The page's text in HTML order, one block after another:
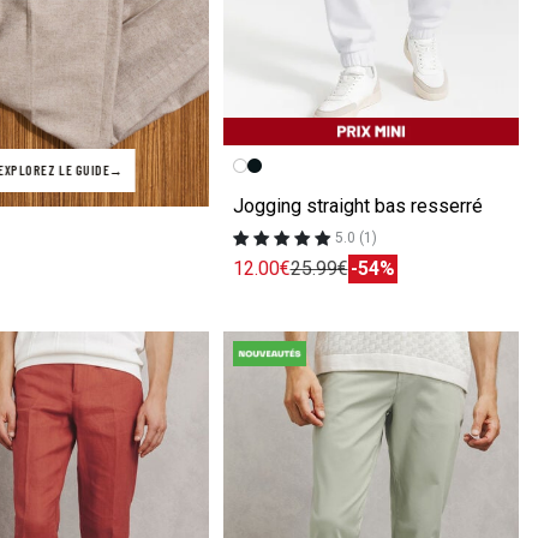
LE GUIDE
Image précédente
Image suivante
Jogging straight bas resserré
5.0 (1)
12.00€25.99€-54%